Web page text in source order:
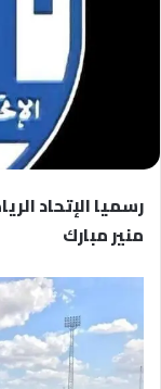
رسميا الإتحاد
منير مبارك